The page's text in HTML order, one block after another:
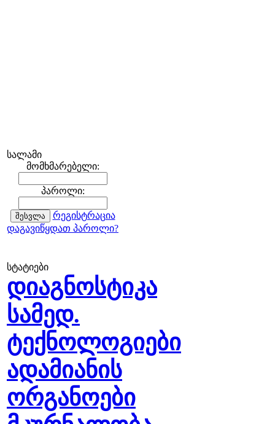
სალამი
მომხმარებელი:
პაროლი:
რეგისტრაცია
დაგავიწყდათ პაროლი?
სტატიები
დიაგნოსტიკა
სამედ.
ტექნოლოგიები
ადამიანის
ორგანოები